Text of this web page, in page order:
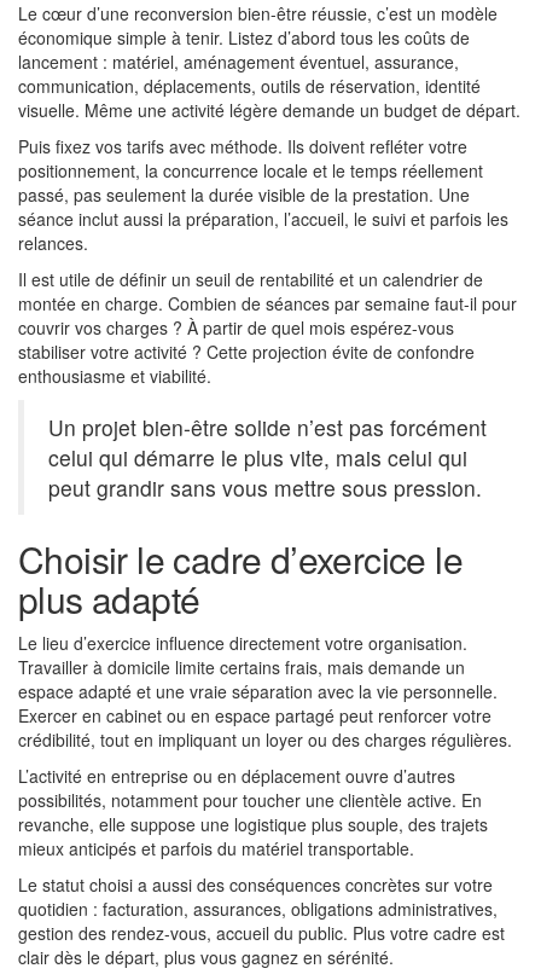
Le cœur d’une reconversion bien-être réussie, c’est un modèle
économique simple à tenir. Listez d’abord tous les coûts de
lancement : matériel, aménagement éventuel, assurance,
communication, déplacements, outils de réservation, identité
visuelle. Même une activité légère demande un budget de départ.
Puis fixez vos tarifs avec méthode. Ils doivent refléter votre
positionnement, la concurrence locale et le temps réellement
passé, pas seulement la durée visible de la prestation. Une
séance inclut aussi la préparation, l’accueil, le suivi et parfois les
relances.
Il est utile de définir un seuil de rentabilité et un calendrier de
montée en charge. Combien de séances par semaine faut-il pour
couvrir vos charges ? À partir de quel mois espérez-vous
stabiliser votre activité ? Cette projection évite de confondre
enthousiasme et viabilité.
Un projet bien-être solide n’est pas forcément
celui qui démarre le plus vite, mais celui qui
peut grandir sans vous mettre sous pression.
Choisir le cadre d’exercice le
plus adapté
Le lieu d’exercice influence directement votre organisation.
Travailler à domicile limite certains frais, mais demande un
espace adapté et une vraie séparation avec la vie personnelle.
Exercer en cabinet ou en espace partagé peut renforcer votre
crédibilité, tout en impliquant un loyer ou des charges régulières.
L’activité en entreprise ou en déplacement ouvre d’autres
possibilités, notamment pour toucher une clientèle active. En
revanche, elle suppose une logistique plus souple, des trajets
mieux anticipés et parfois du matériel transportable.
Le statut choisi a aussi des conséquences concrètes sur votre
quotidien : facturation, assurances, obligations administratives,
gestion des rendez-vous, accueil du public. Plus votre cadre est
clair dès le départ, plus vous gagnez en sérénité.